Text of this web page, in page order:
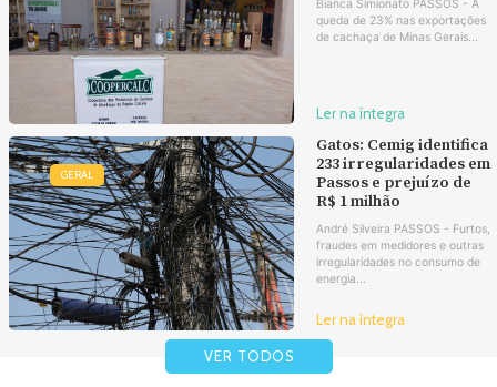
Bianca Simionato PASSOS - A
queda de 23% nas exportações
de cachaça de Minas Gerais...
Ler na íntegra
GERAL
Gatos: Cemig identifica
233 irregularidades em
Passos e prejuízo de
R$ 1 milhão
André Silveira PASSOS - Furtos,
fraudes em medidores e outras
irregularidades no consumo de
energia...
Ler na íntegra
VER TODOS